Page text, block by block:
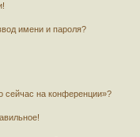
имени и пароля?
сейчас на конференции»?